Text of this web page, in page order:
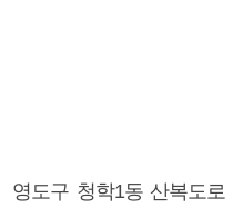
영도구 청학1동 산복도